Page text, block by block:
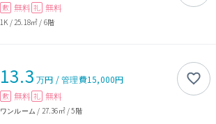
敷 無料 礼 無料
1K / 25.18㎡ / 6階
13.3 万円 /管理費15,000円
敷 無料 礼 無料
ワンルーム / 27.36㎡/5階